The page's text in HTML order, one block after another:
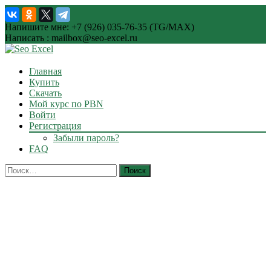
Напишите мне: +7 (926) 035-76-35 (TG/MAX)
Написать : mailbox@seo-excel.ru
Skip
content
Главная
Купить
Скачать
Мой курс по PBN
Войти
Регистрация
Забыли пароль?
FAQ
Найти: